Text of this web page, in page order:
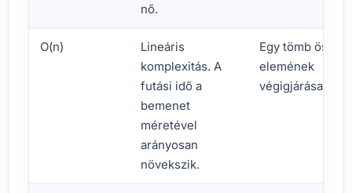
nő.
O(n)
Lineáris
komplexitás. A
futási idő a
bemenet
méretével
arányosan
növekszik.
Egy tömb
elemének
végigjárása.